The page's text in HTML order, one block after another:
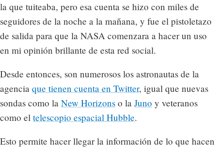
la que tuiteaba, pero esa cuenta se hizo con miles de
seguidores de la noche a la mañana, y fue el pistoletazo
de salida para que la NASA comenzara a hacer un uso
en mi opinión brillante de esta red social.
Desde entonces, son numerosos los astronautas de la
agencia que tienen cuenta en Twitter, igual que nuevas
sondas como la New Horizons o la Juno y veteranos
como el telescopio espacial Hubble.
Esto permite hacer llegar la información de lo que hacen